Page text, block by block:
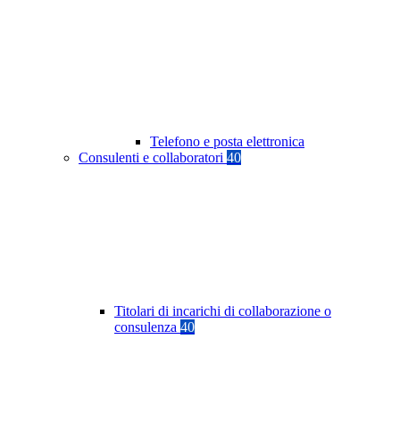
Telefono e posta elettronica
Consulenti e collaboratori 40
Titolari di incarichi di collaborazione o
consulenza 40